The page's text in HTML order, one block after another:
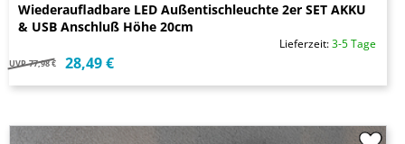
Wiederaufladbare LED Außentischleuchte 2er SET AKKU
& USB Anschluß Höhe 20cm
Lieferzeit:3-5 Tage
UVP 77,98 € 28,49 €